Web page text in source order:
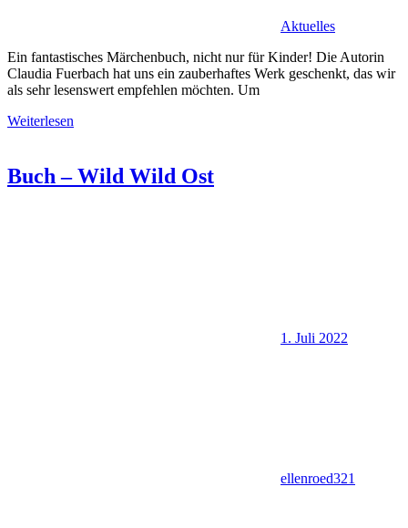
Aktuelles
Ein fantastisches Märchenbuch, nicht nur für Kinder! Die Autorin
Claudia Fuerbach hat uns ein zauberhaftes Werk geschenkt, das wir
als sehr lesenswert empfehlen möchten. Um
Weiterlesen
Buch – Wild Wild Ost
1. Juli 2022
ellenroed321